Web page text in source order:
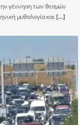
γέννηση των θεσμών
μυθολογία και[…]